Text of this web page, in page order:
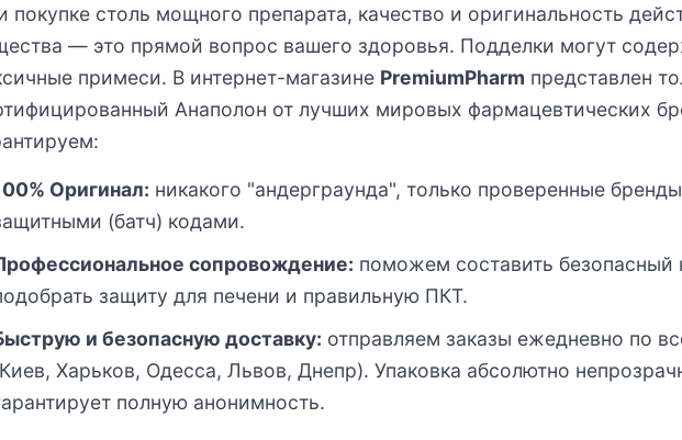
покупке столь мощного препарата, качество и оригинальность
— это прямой вопрос вашего здоровья. Подделки могут
примеси. В интернет-магазине PremiumPharm представлен
Анаполон от лучших мировых фармацевтических
Оригинал: никакого "андерграунда", только проверенные
(батч) кодами.
сопровождение: поможем составить безопасный
защиту для печени и правильную ПКТ.
и безопасную доставку: отправляем заказы ежедневно по
Харьков, Одесса, Львов, Днепр). Упаковка абсолютно
полную анонимность.